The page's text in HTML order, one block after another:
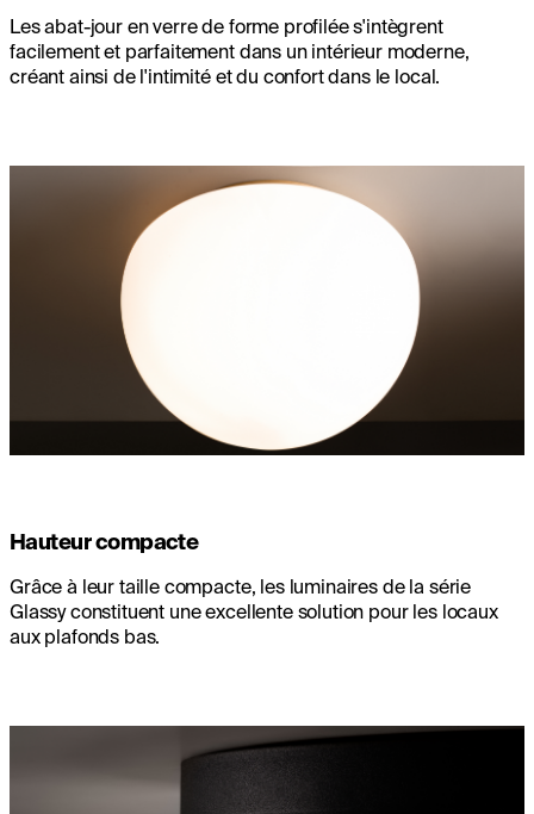
Les abat-jour en verre de forme profilée s'intègrent
facilement et parfaitement dans un intérieur moderne,
créant ainsi de l'intimité et du confort dans le local.
Hauteur compacte
Grâce à leur taille compacte, les luminaires de la série
Glassy constituent une excellente solution pour les locaux
aux plafonds bas.